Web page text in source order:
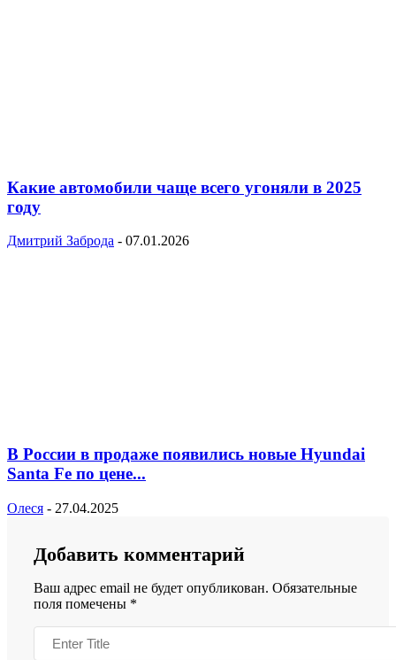
Какие автомобили чаще всего угоняли в 2025
году
Дмитрий Заброда - 07.01.2026
В России в продаже появились новые Hyundai
Santa Fe по цене...
Олеся - 27.04.2025
Добавить комментарий
Ваш адрес email не будет опубликован. Обязательные
поля помечены *